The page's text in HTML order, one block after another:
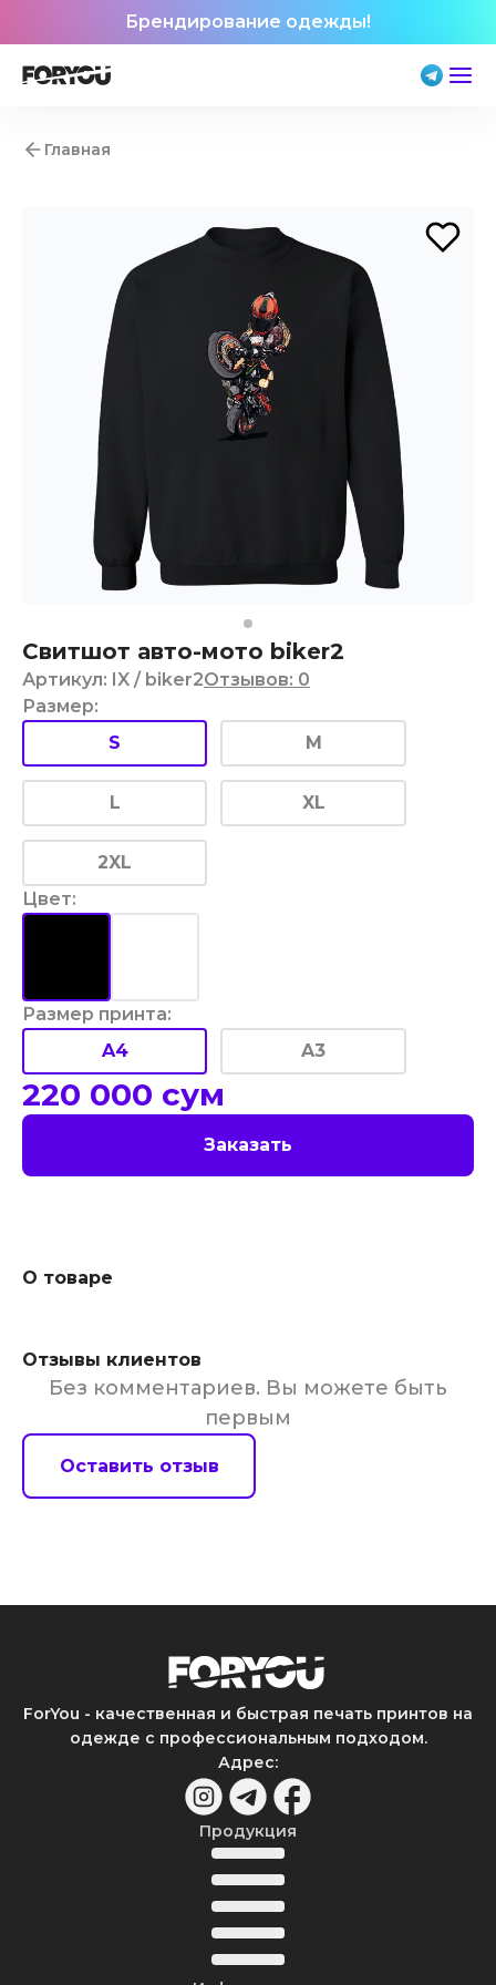
Брендирование одежды!
Главная
Свитшот авто-мото biker2
Артикул: IX / biker2Отзывов: 0
Размер:
S
M
L XL
2XL
Цвет:
Размер принта:
A4
A3
220 000 сум
Заказать
О товаре
Отзывы клиентов
Без комментариев. Вы можете быть
первым
Оставить отзыв
ForYou - качественная и быстрая печать принтов на
одежде с профессиональным подходом.
Адрес:
Продукция